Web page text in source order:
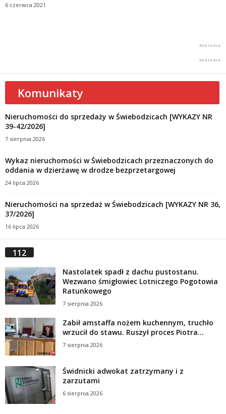
6 czerwca 2021
Komunikaty
Nieruchomości do sprzedaży w Świebodzicach [WYKAZY NR
39-42/2026]
7 sierpnia 2026
Wykaz nieruchomości w Świebodzicach przeznaczonych do
oddania w dzierżawę w drodze bezprzetargowej
24 lipca 2026
Nieruchomości na sprzedaż w Świebodzicach [WYKAZY NR 36,
37/2026]
16 lipca 2026
112
Nastolatek spadł z dachu pustostanu.
Wezwano śmigłowiec Lotniczego Pogotowia
Ratunkowego
7 sierpnia 2026
Zabił amstaffa nożem kuchennym, truchło
wrzucił do stawu. Ruszył proces Piotra...
7 sierpnia 2026
Świdnicki adwokat zatrzymany i z
zarzutami
6 sierpnia 2026